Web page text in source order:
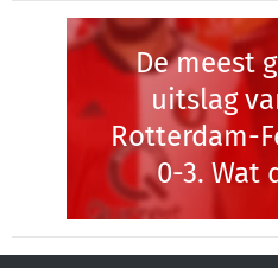
De meest
uitslag
Rotterdam-
0-3. Wat